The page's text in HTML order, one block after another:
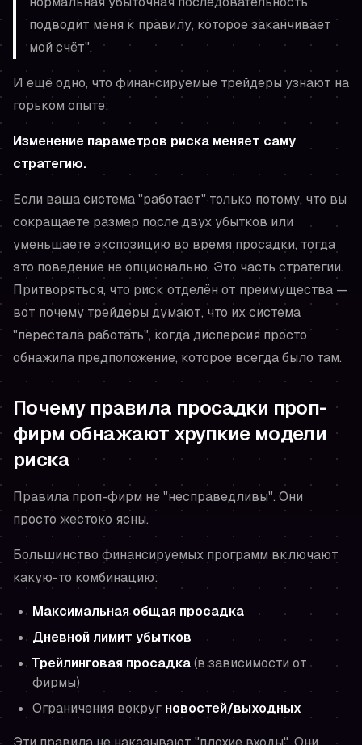
подводит меня к правилу, которое заканчивает
мой счёт".
И ещё одно, что финансируемые трейдеры узнают на
горьком опыте:
Изменение параметров риска меняет саму
стратегию.
Если ваша система "работает" только потому, что вы
сокращаете размер после двух убытков или
уменьшаете экспозицию во время просадки, тогда
это поведение не опционально. Это часть стратегии.
Притворяться, что риск отделён от преимущества —
вот почему трейдеры думают, что их система
"перестала работать", когда дисперсия просто
обнажила предположение, которое всегда было там.
Почему правила просадки проп-
фирм обнажают хрупкие модели
риска
Правила проп-фирм не "несправедливы". Они
просто жестоко ясны.
Большинство финансируемых программ включают
какую-то комбинацию:
Максимальная общая просадка
Дневной лимит убытков
Трейлинговая просадка(в зависимости от
фирмы)
Ограничения вокруг новостей/выходных